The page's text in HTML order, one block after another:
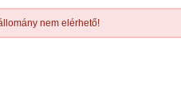
nem elérhető!